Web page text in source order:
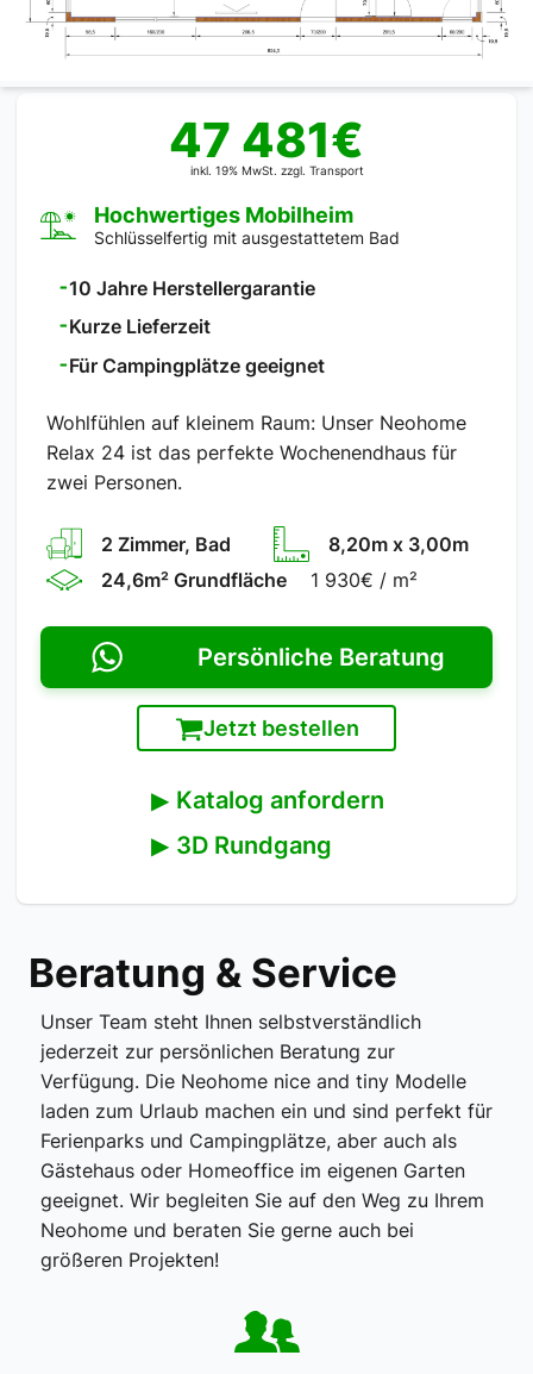
47 481€
inkl. 19% MwSt. zzgl. Transport
Hochwertiges Mobilheim
Schlüsselfertig mit ausgestattetem Bad
⁃10 Jahre Herstellergarantie
⁃Kurze Lieferzeit
⁃Für Campingplätze geeignet
Wohlfühlen auf kleinem Raum: Unser Neohome
Relax 24 ist das perfekte Wochenendhaus für
zwei Personen.
2 Zimmer, Bad 8,20m x 3,00m
24,6m²Grundfläche 1 930€ / m²
Persönliche Beratung
Jetzt bestellen
▶ Katalog anfordern
▶ 3D Rundgang
Beratung & Service
Unser Team steht Ihnen selbstverständlich
jederzeit zur persönlichen Beratung zur
Verfügung. Die Neohome nice and tiny Modelle
laden zum Urlaub machen ein und sind perfekt für
Ferienparks und Campingplätze, aber auch als
Gästehaus oder Homeoffice im eigenen Garten
geeignet. Wir begleiten Sie auf den Weg zu Ihrem
Neohome und beraten Sie gerne auch bei
größeren Projekten!